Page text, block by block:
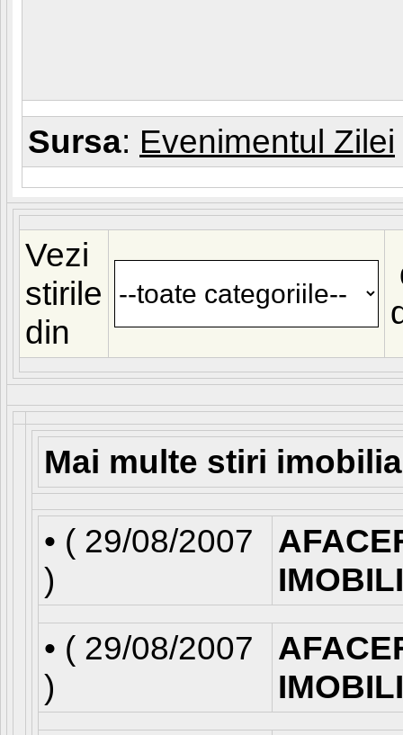
Sursa: Evenimentul Zilei
Vezi
stirile
din
Mai multe stiri
• ( 29/08/2007
)
• ( 29/08/2007
)